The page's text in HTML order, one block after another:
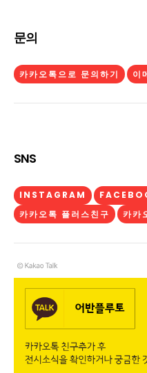
문의
카카오톡으로 문의하기 이
SNS
INSTAGRAM
카카오톡 플러스친구
카카